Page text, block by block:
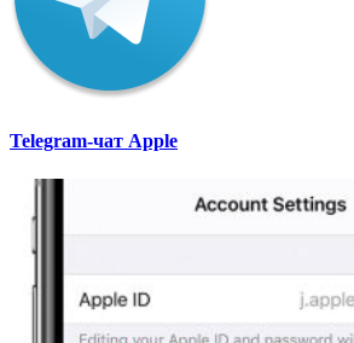
Telegram-чат Apple